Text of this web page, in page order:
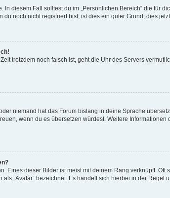
diesem Fall solltest du im „Persönlichen Bereich“ die für
noch nicht registriert bist, ist dies ein guter Grund, dies
trotzdem noch falsch ist, geht die Uhr des Servers
niemand hat das Forum bislang in deine Sprache
wenn du es übersetzen würdest. Weitere Informationen
Eines dieser Bilder ist meist mit deinem Rang verknüpft:
„Avatar“ bezeichnet. Es handelt sich hierbei in der